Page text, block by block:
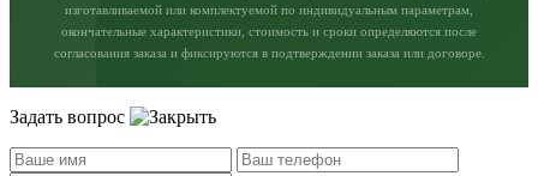
изготавливаемой или комплектуемой по индивидуальным параметрам,
окончательные характеристики, стоимость и сроки определяются после
согласования заказа и фиксируются в подтверждении заказа или договоре.
Задать вопрос